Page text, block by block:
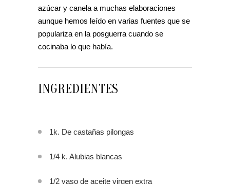
azúcar y canela a muchas elaboraciones
aunque hemos leído en varias fuentes que se
populariza en la posguerra cuando se
cocinaba lo que había.
INGREDIENTES
1k. De castañas pilongas
1/4 k. Alubias blancas
1/2 vaso de aceite virgen extra